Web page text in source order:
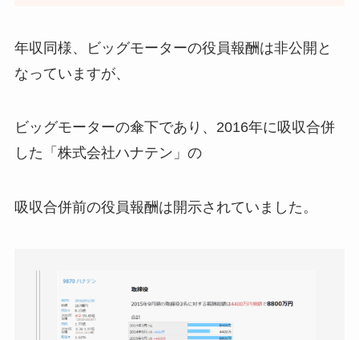
年収同様、ビッグモーターの役員報酬は非公開と
なっていますが、
ビッグモーターの傘下であり、2016年に吸収合併
した「株式会社ハナテン」の
吸収合併前の役員報酬は開示されていました。